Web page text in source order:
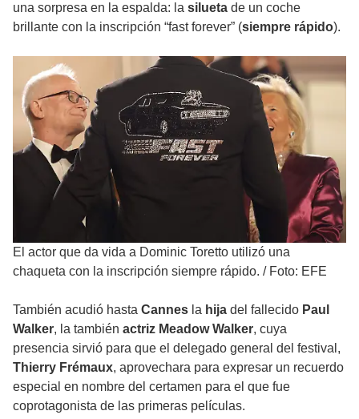
una sorpresa en la espalda: la silueta de un coche
brillante con la inscripción “fast forever” (siempre rápido).
El actor que da vida a Dominic Toretto utilizó una
chaqueta con la inscripción siempre rápido. / Foto: EFE
También acudió hasta Cannes la hija del fallecido Paul
Walker, la también actriz Meadow Walker, cuya
presencia sirvió para que el delegado general del festival,
Thierry Frémaux, aprovechara para expresar un recuerdo
especial en nombre del certamen para el que fue
coprotagonista de las primeras películas.